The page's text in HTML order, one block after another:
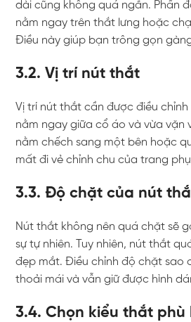
dài cũng không quá ngắn. Phần
nằm ngay trên thắt lưng hoặc
Điều này giúp bạn trông gọn
3.2. Vị trí nút thắt
Vị trí nút thắt cần được điều
nằm ngay giữa cổ áo và vừa vặn
nằm chếch sang một bên hoặc
mất đi vẻ chỉnh chu của trang
3.3. Độ chặt của nút
Nút thắt không nên quá chặt sẽ
sự tự nhiên. Tuy nhiên, nút thắt
đẹp mắt. Điều chỉnh độ chặt sao
thoải mái và vẫn giữ được hình
3.4. Chọn kiểu thắt phù